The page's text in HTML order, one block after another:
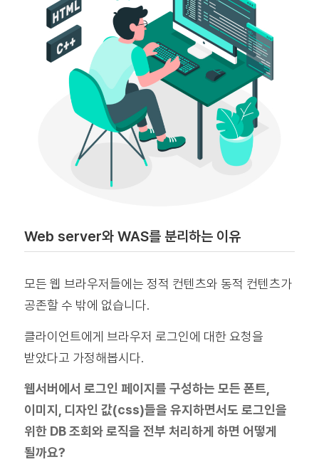
Web server와 WAS를 분리하는 이유
모든 웹 브라우저들에는 정적 컨텐츠와 동적 컨텐츠가
공존할 수 밖에 없습니다.
클라이언트에게 브라우저 로그인에 대한 요청을
받았다고 가정해봅시다.
웹서버에서 로그인 페이지를 구성하는 모든 폰트,
이미지, 디자인 값(css)들을 유지하면서도 로그인을
위한 DB 조회와 로직을 전부 처리하게 하면 어떻게
될까요?